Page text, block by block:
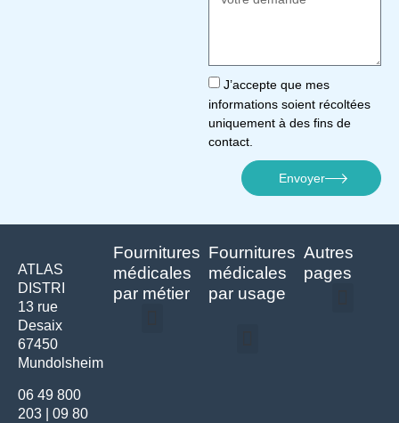
J’accepte que mes
informations soient récoltées
uniquement à des fins de
contact.
Envoyer
ATLAS
DISTRI
13 rue
Desaix
67450
Mundolsheim
06 49 800
203
09 80
Fournitures
médicales
par métier
Fournitures
médicales
par usage
Autres
pages